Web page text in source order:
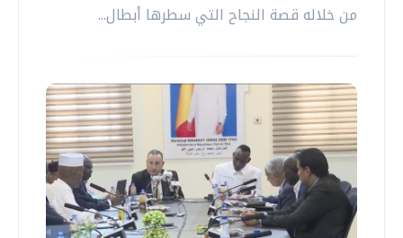
من خلاله قصة النجاح التي سطرها أبطال...